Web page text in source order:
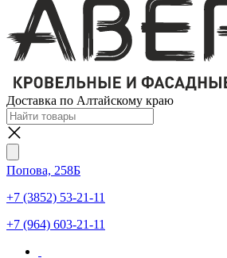
Доставка по Алтайскому краю
Попова, 258Б
+7 (3852) 53-21-11
+7 (964) 603-21-11